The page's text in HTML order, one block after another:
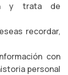
y trata de
recordar,
con
personal